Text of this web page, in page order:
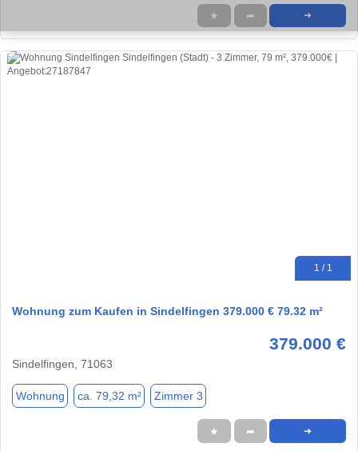
★ ➦ ➜
1 / 1
Wohnung zum Kaufen in Sindelfingen 379.000 € 79.32 m²
379.000 €
Sindelfingen, 71063
Wohnung ca. 79,32 m² Zimmer 3
★ ➦ ➜